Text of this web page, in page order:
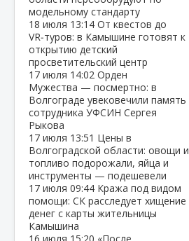
модельному стандарту
18 июля 13:14 От квестов до
VR‑туров: в Камышине готовят к
открытию детский
просветительский центр
17 июля 14:02 Орден
Мужества — посмертно: в
Волгограде увековечили память
сотрудника УФСИН Сергея
Рыкова
17 июля 13:51 Цены в
Волгоградской области: овощи и
топливо подорожали, яйца и
инструменты — подешевели
17 июля 09:44 Кража под видом
помощи: СК расследует хищение
денег с карты жительницы
Камышина